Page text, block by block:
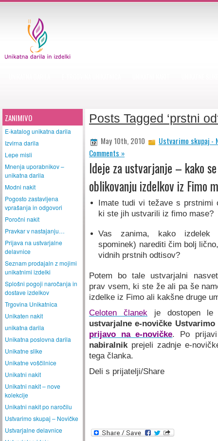
ZANIMIVO
E-katalog unikatna darila
Izvirna darila
Lepe misli
Mnenja uporabnikov –
unikatna darila
Modni nakit
Pogosto zastavljena
vprašanja in odgovori
Poročni nakit
Pravkar v nastajanju…
Prijava na ustvarjalne
delavnice
Seznam prodajaln z mojimi
unikatnimi izdelki
Splošni pogoji naročanja in
dostave izdelkov
Trgovina Unikatnica
Unikaten nakit
unikatna darila
Unikatna poslovna darila
Unikatne slike
Unikatne voščilnice
Unikatni nakit
Unikatni nakit – nove
kolekcije
Unikatni nakit po naročilu
Ustvarimo skupaj – Novičke
Ustvarjalne delavnice
Posts Tagged ‘prstni
May 10th, 2010
Ustvarimo skupaj -
Comments »
Ideje za ustvarjanje – kako
oblikovanju izdelkov iz Fimo
Imate tudi vi težave s prstnimi
ki ste jih ustvarili iz fimo mase?
Vas zanima, kako izdelek
spominek) narediti čim bolj
vidnih prstnih odtisov?
Potem bo tale ustvarjalni
prav vsem, ki ste že ali pa še
izdelke iz Fimo ali kakšne druge
Celoten članek je dostopen
ustvarjalne e-novičke Ustvarimo
prijavo na e-novičke. Po
nabiralnik prejeli zadnje e-
tega članka.
Deli s prijatelji/Share